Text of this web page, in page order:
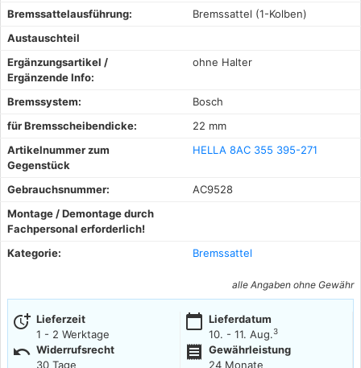
Bremssattelausführung:
Bremssattel (1-Kolben)
Austauschteil
Ergänzungsartikel /
Ergänzende Info:
ohne Halter
Bremssystem:
Bosch
für Bremsscheibendicke:
22 mm
Artikelnummer zum
Gegenstück
HELLA 8AC 355 395-271
Gebrauchsnummer:
AC9528
Montage / Demontage durch
Fachpersonal erforderlich!
Kategorie:
Bremssattel
alle Angaben ohne Gewähr
more_time Lieferzeit
1 - 2 Werktage
calendar_today Lieferdatum
10. - 11. Aug.3
undo Widerrufsrecht
30 Tage
receipt
Gewährleistung
24 Monate